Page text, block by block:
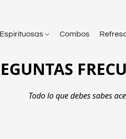
Espirituosas Combos
Todo lo que debes sabes